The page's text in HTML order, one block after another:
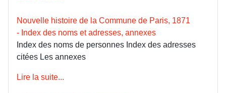
Nouvelle histoire de la Commune de Paris, 1871
- Index des noms et adresses, annexes
Index des noms de personnes Index des adresses
citées Les annexes
Lire la suite...